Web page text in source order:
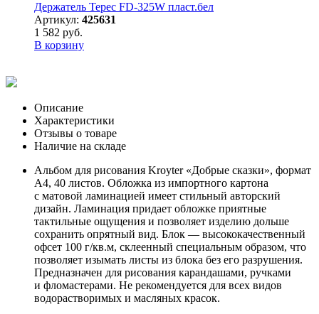
Держатель Терес FD-325W пласт.бел
Артикул: 425631
1 582 руб.
В корзину
Описание
Характеристики
Отзывы о товаре
Наличие на складе
Альбом для рисования Kroyter «Добрые сказки», формат
А4, 40 листов. Обложка из импортного картона
с матовой ламинацией имеет стильный авторский
дизайн. Ламинация придает обложке приятные
тактильные ощущения и позволяет изделию дольше
сохранить опрятный вид. Блок — высококачественный
офсет 100 г/кв.м, склеенный специальным образом, что
позволяет изымать листы из блока без его разрушения.
Предназначен для рисования карандашами, ручками
и фломастерами. Не рекомендуется для всех видов
водорастворимых и масляных красок.